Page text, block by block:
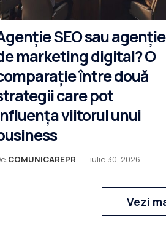
SEO sau agenție
marketing digital? O
între două
care pot
viitorul unui
COMUNICAREPR iulie 30, 2026
Vezi